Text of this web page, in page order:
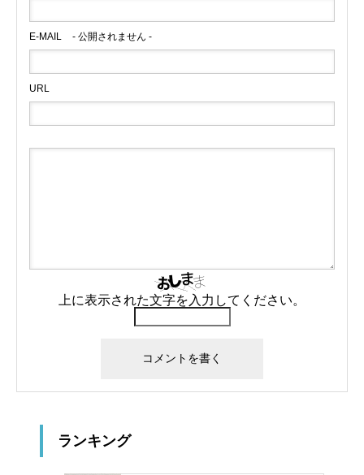
E-MAIL - 公開されません -
URL
上に表示された文字を入力してください。
ランキング